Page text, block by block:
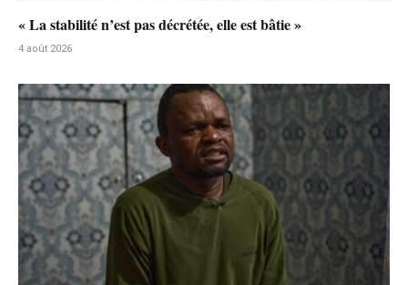
« La stabilité n’est pas décrétée, elle est bâtie »
4 août 2026